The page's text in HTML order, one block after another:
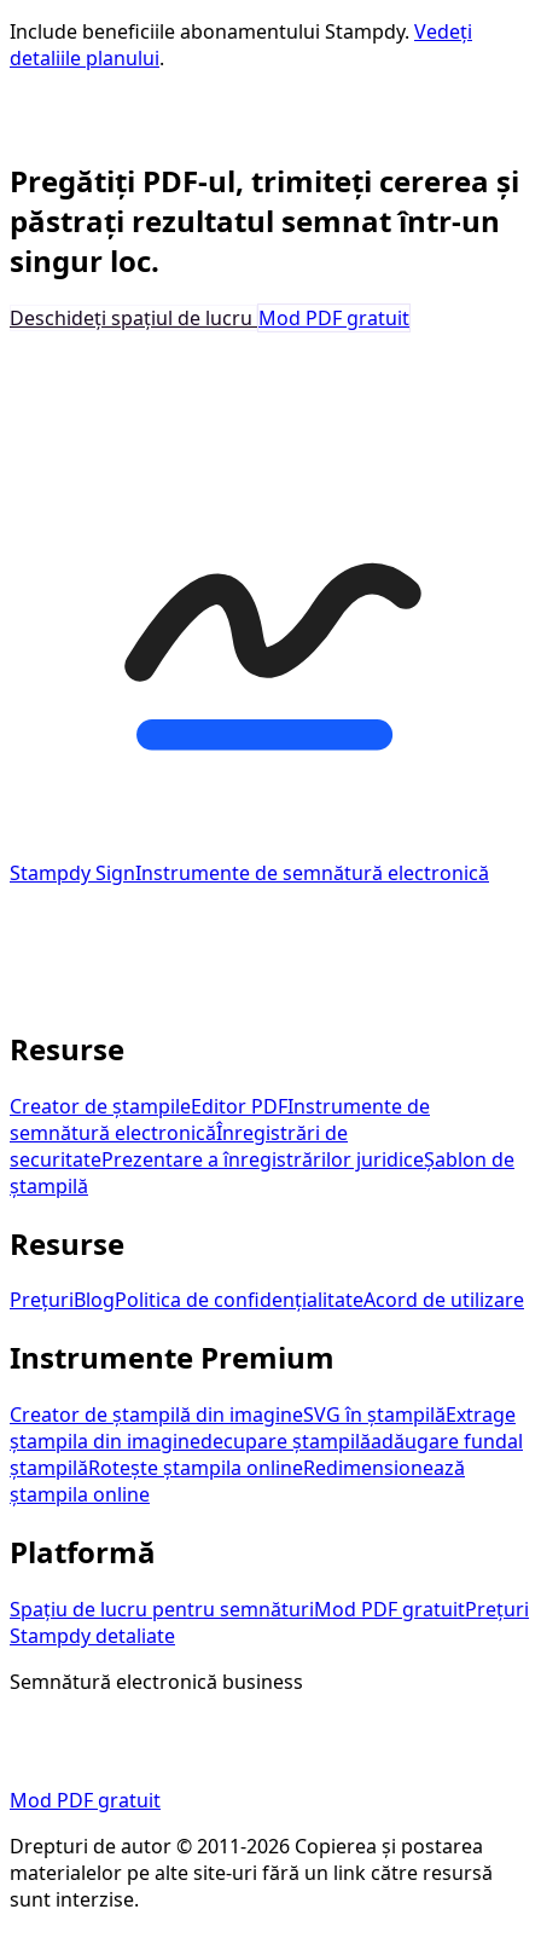
Include beneficiile abonamentului Stampdy. Vedeți
detaliile planului.
Pregătiți PDF-ul, trimiteți cererea și
păstrați rezultatul semnat într-un
singur loc.
Deschideți spațiul de lucru Mod PDF gratuit
Stampdy SignInstrumente de semnătură electronică
Resurse
Creator de ștampileEditor PDFInstrumente de
semnătură electronicăÎnregistrări de
securitatePrezentare a înregistrărilor juridiceȘablon de
ștampilă
Resurse
PrețuriBlogPolitica de confidențialitateAcord de utilizare
Instrumente Premium
Creator de ștampilă din imagineSVG în ștampilăExtrage
ștampila din imaginedecupare ștampilăadăugare fundal
ștampilăRotește ștampila onlineRedimensionează
ștampila online
Platformă
Spațiu de lucru pentru semnăturiMod PDF gratuitPrețuri
Stampdy detaliate
Semnătură electronică business
Mod PDF gratuit
Drepturi de autor © 2011-2026 Copierea și postarea
materialelor pe alte site-uri fără un link către resursă
sunt interzise.